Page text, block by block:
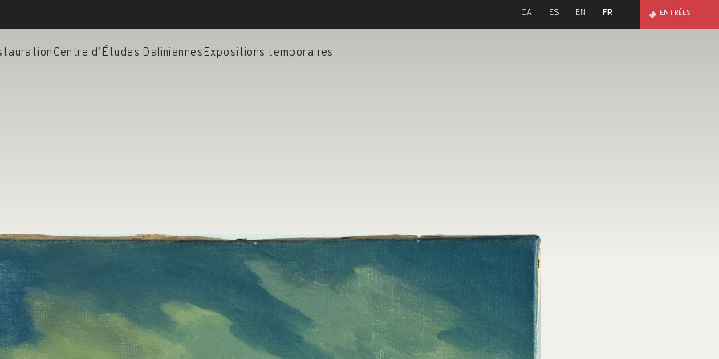
CA ES EN FR ENTRÉES
Centre d’Études DaliniennesExpositions temporaires